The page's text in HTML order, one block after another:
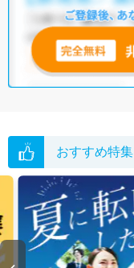
おすすめ特集